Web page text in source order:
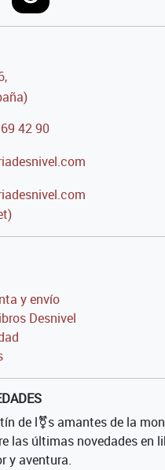
42 90
y envío
Desnivel
de l⚧s amantes de la
las últimas novedades en
y aventura.